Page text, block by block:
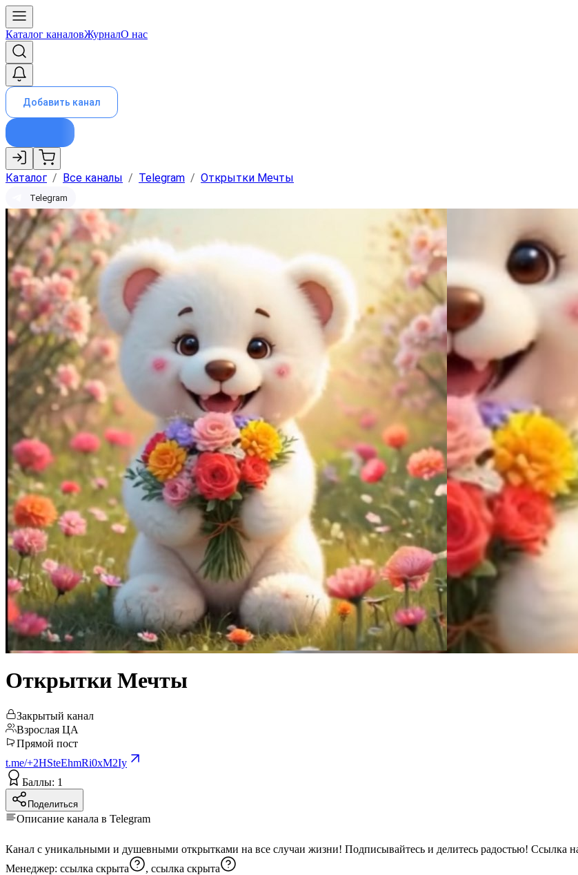
Каталог каналовЖурналО нас
Добавить канал
Каталог / Все каналы / Telegram / Открытки Мечты
Telegram
Открытки Мечты
Закрытый канал
Взрослая ЦА
Прямой пост
t.me/+2HSteEhmRi0xM2Iy
Баллы: 1
Поделиться
Описание канала в Telegram
Канал с уникальными и душевными открытками на
Менеджер: ссылка скрыта , ссылка скрыта